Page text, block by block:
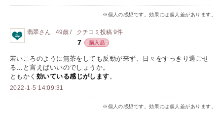
※個人の感想です。効果には個人差があります。
翡翠さん 49歳 / クチコミ投稿 9件
7 購入品
若いころのように無茶をしても反動が来ず、日々をすっきり過ごせ
る…と言えばいいのでしょうか。
ともかく 効いている感じがします 。
2022-1-5 14:09:31
※個人の感想です。効果には個人差があります。